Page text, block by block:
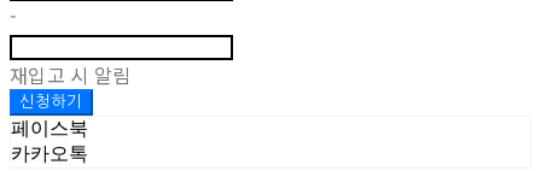
-
재입고 시 알림
신청하기
페이스북
카카오톡